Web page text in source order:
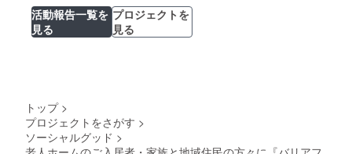
活動報告一覧を
見る
プロジェクトを
見る
トップ >
プロジェクトをさがす >
ソーシャルグッド >